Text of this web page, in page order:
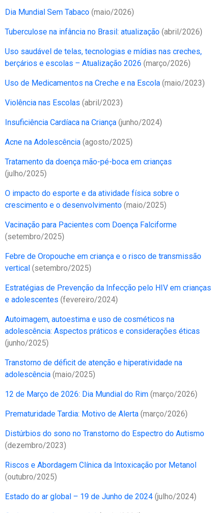
Dia Mundial Sem Tabaco (maio/2026)
Tuberculose na infância no Brasil: atualização (abril/2026)
Uso saudável de telas, tecnologias e mídias nas creches,
berçários e escolas – Atualização 2026 (março/2026)
Uso de Medicamentos na Creche e na Escola (maio/2023)
Violência nas Escolas (abril/2023)
Insuficiência Cardíaca na Criança (junho/2024)
Acne na Adolescência (agosto/2025)
Tratamento da doença mão-pé-boca em crianças
(julho/2025)
O impacto do esporte e da atividade física sobre o
crescimento e o desenvolvimento (maio/2025)
Vacinação para Pacientes com Doença Falciforme
(setembro/2025)
Febre de Oropouche em criança e o risco de transmissão
vertical (setembro/2025)
Estratégias de Prevenção da Infecção pelo HIV em crianças
e adolescentes (fevereiro/2024)
Autoimagem, autoestima e uso de cosméticos na
adolescência: Aspectos práticos e considerações éticas
(junho/2025)
Transtorno de déficit de atenção e hiperatividade na
adolescência (maio/2025)
12 de Março de 2026: Dia Mundial do Rim (março/2026)
Prematuridade Tardia: Motivo de Alerta (março/2026)
Distúrbios do sono no Transtorno do Espectro do Autismo
(dezembro/2023)
Riscos e Abordagem Clínica da Intoxicação por Metanol
(outubro/2025)
Estado do ar global – 19 de Junho de 2024 (julho/2024)